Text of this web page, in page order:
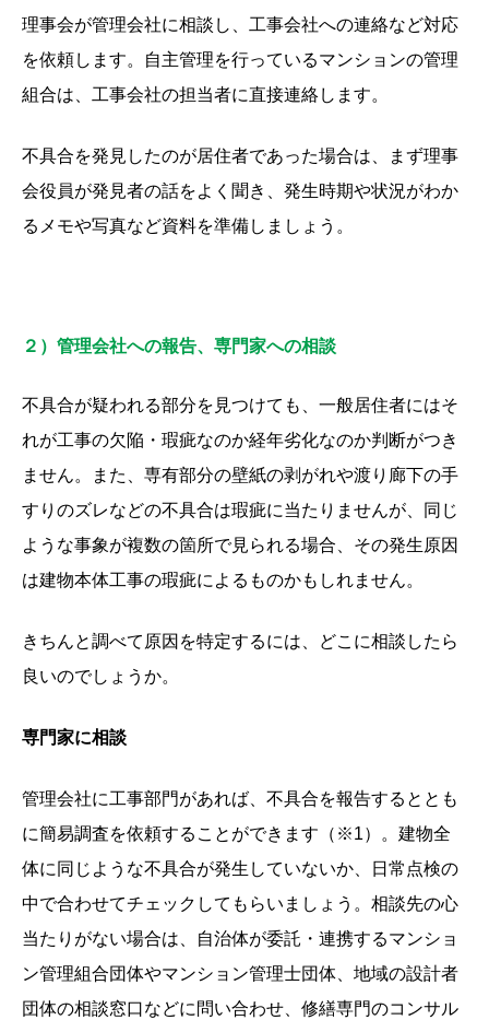
理事会が管理会社に相談し、工事会社への連絡など対応
を依頼します。自主管理を行っているマンションの管理
組合は、工事会社の担当者に直接連絡します。
不具合を発見したのが居住者であった場合は、まず理事
会役員が発見者の話をよく聞き、発生時期や状況がわか
るメモや写真など資料を準備しましょう。
２）管理会社への報告、専門家への相談
不具合が疑われる部分を見つけても、一般居住者にはそ
れが工事の欠陥・瑕疵なのか経年劣化なのか判断がつき
ません。また、専有部分の壁紙の剥がれや渡り廊下の手
すりのズレなどの不具合は瑕疵に当たりませんが、同じ
ような事象が複数の箇所で見られる場合、その発生原因
は建物本体工事の瑕疵によるものかもしれません。
きちんと調べて原因を特定するには、どこに相談したら
良いのでしょうか。
専門家に相談
管理会社に工事部門があれば、不具合を報告するととも
に簡易調査を依頼することができます（※1）。建物全
体に同じような不具合が発生していないか、日常点検の
中で合わせてチェックしてもらいましょう。相談先の心
当たりがない場合は、自治体が委託・連携するマンショ
ン管理組合団体やマンション管理士団体、地域の設計者
団体の相談窓口などに問い合わせ、修繕専門のコンサル